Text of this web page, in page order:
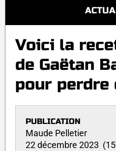
Voici la
de Gaëtan
pour perdre
PUBLICATION
Maude Pelletier
22 décembre 2023